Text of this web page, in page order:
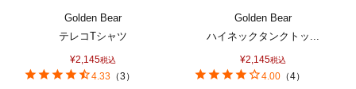
Golden Bear
テレコTシャツ
¥2,145税込
4.33 （3 ）
Golden Bear
ハイネックタンクトッ...
¥2,145税込
4.00 （4）